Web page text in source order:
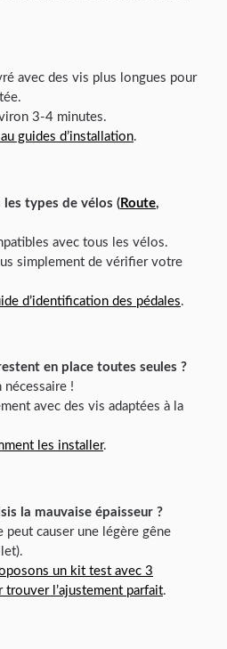
avec des vis plus longues pour
3-4 minutes.
guides d’installation.
les types de vélos ( Route,
avec tous les vélos.
simplement de vérifier votre
d’identification des pédales.
en place toutes seules ?
nécessaire !
avec des vis adaptées à la
les installer.
la mauvaise épaisseur ?
causer une légère gêne
un kit test avec 3
l’ajustement parfait.